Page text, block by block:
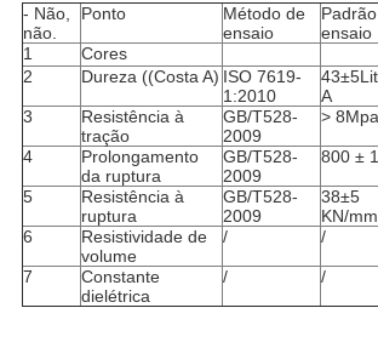
- Não,
não.
Ponto
Método de
ensaio
ensaio
1 Cores
2
Dureza ((Costa A) ISO 7619-
1:2010
A
3
Resistência à
tração
GB/T528-
2009
> 8Mpa
4
Prolongamento
da ruptura
GB/T528-
2009
800 ±
5
Resistência à
ruptura
GB/T528-
2009
38±5
KN/mm
6
Resistividade de
volume
/ /
7
Constante
dielétrica
/ /